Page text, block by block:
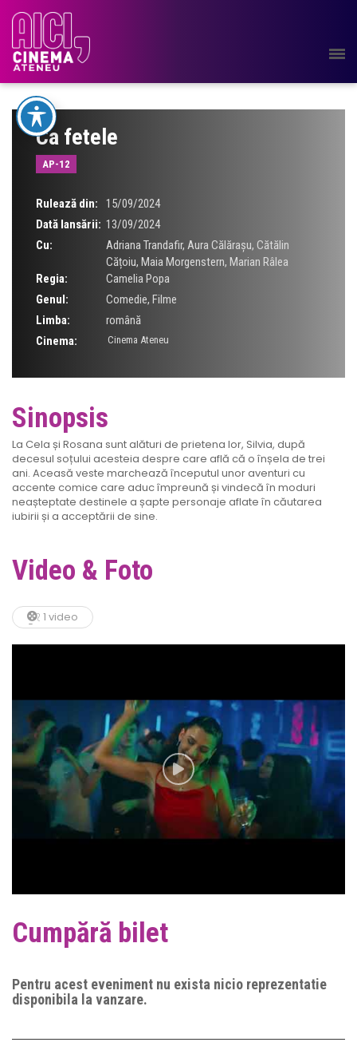
Ca fetele
AP-12
Rulează din:
15/09/2024
Dată lansării: 13/09/2024
Cu:
Adriana Trandafir, Aura Călărașu, Cătălin
Cățoiu, Maia Morgenstern, Marian Râlea
Regia:
Camelia Popa
Genul:
Comedie, Filme
Limba:
română
Cinema:
Cinema Ateneu
Sinopsis
La Cela și Rosana sunt alături de prietena lor, Silvia, după
decesul soțului acesteia despre care află că o înșela de trei
ani. Aceasă veste marchează începutul unor aventuri cu
accente comice care aduc împreună și vindecă în moduri
neașteptate destinele a șapte personaje aflate în căutarea
iubirii și a acceptării de sine.
Video & Foto
1 video
Cumpără bilet
Pentru acest eveniment nu exista nicio reprezentatie
disponibila la vanzare.